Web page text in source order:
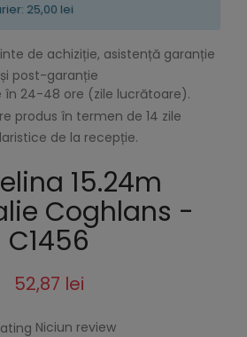
25,00 lei
de achiziție, asistență garanție
și post-garanție
în 24-48 ore (zile lucrătoare).
produs în termen de 14 zile
de la recepție.
15.24m
Coghlans -
C1456
52,87 lei
Niciun review